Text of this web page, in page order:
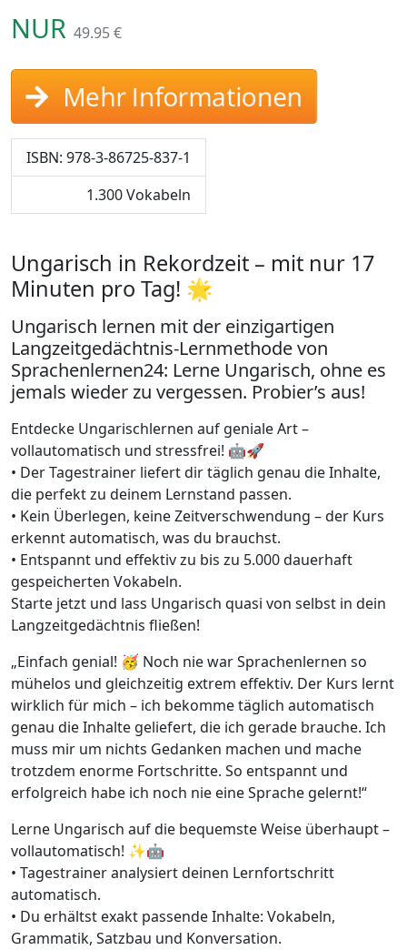
NUR 49.95 €
Mehr Informationen
ISBN: 978-3-86725-837-1
1.300 Vokabeln
Ungarisch in Rekordzeit – mit nur 17
Minuten pro Tag! 🌟
Ungarisch lernen mit der einzigartigen
Langzeitgedächtnis-Lernmethode von
Sprachenlernen24: Lerne Ungarisch, ohne es
jemals wieder zu vergessen. Probier’s aus!
Entdecke Ungarischlernen auf geniale Art –
vollautomatisch und stressfrei! 🤖🚀
• Der Tagestrainer liefert dir täglich genau die Inhalte,
die perfekt zu deinem Lernstand passen.
• Kein Überlegen, keine Zeitverschwendung – der Kurs
erkennt automatisch, was du brauchst.
• Entspannt und effektiv zu bis zu 5.000 dauerhaft
gespeicherten Vokabeln.
Starte jetzt und lass Ungarisch quasi von selbst in dein
Langzeitgedächtnis fließen!
„Einfach genial! 🥳 Noch nie war Sprachenlernen so
mühelos und gleichzeitig extrem effektiv. Der Kurs lernt
wirklich für mich – ich bekomme täglich automatisch
genau die Inhalte geliefert, die ich gerade brauche. Ich
muss mir um nichts Gedanken machen und mache
trotzdem enorme Fortschritte. So entspannt und
erfolgreich habe ich noch nie eine Sprache gelernt!“
Lerne Ungarisch auf die bequemste Weise überhaupt –
vollautomatisch! ✨🤖
• Tagestrainer analysiert deinen Lernfortschritt
automatisch.
• Du erhältst exakt passende Inhalte: Vokabeln,
Grammatik, Satzbau und Konversation.